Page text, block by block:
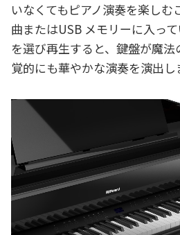
いなくてもピアノ演奏を楽しむ
曲またはUSB メモリーに入っ
を選び再生すると、鍵盤が魔
覚的にも華やかな演奏を演出し